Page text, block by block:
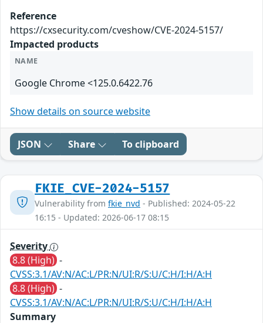
Reference
https://cxsecurity.com/cveshow/CVE-2024-5157/
Impacted products
NAME
Google Chrome <125.0.6422.76
Show details on source website
JSON Share To clipboard
FKIE_CVE-2024-5157
Vulnerability from fkie_nvd - Published: 2024-05-22
16:15 - Updated: 2026-06-17 08:15
Severity
8.8 (High) -
CVSS:3.1/AV:N/AC:L/PR:N/UI:R/S:U/C:H/I:H/A:H
8.8 (High) -
CVSS:3.1/AV:N/AC:L/PR:N/UI:R/S:U/C:H/I:H/A:H
Summary